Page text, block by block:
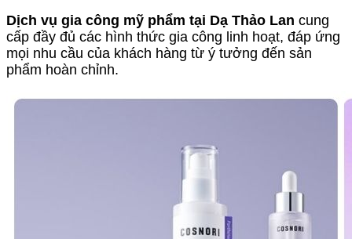
Dịch vụ gia công mỹ phẩm tại Dạ Thảo Lan cung
cấp đầy đủ các hình thức gia công linh hoạt, đáp ứng
mọi nhu cầu của khách hàng từ ý tưởng đến sản
phẩm hoàn chỉnh.